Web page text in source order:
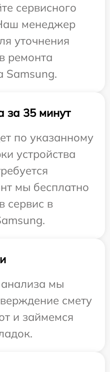
сервисного
менеджер
уточнения
ремонта
Samsung.
за 35 минут
по указанному
устройства
мы бесплатно
сервис в
мы
смету
и займемся